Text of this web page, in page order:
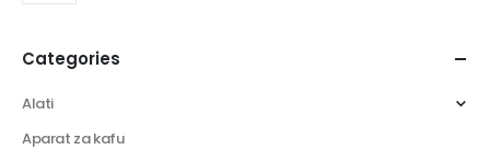
Categories
Alati
Aparat za kafu